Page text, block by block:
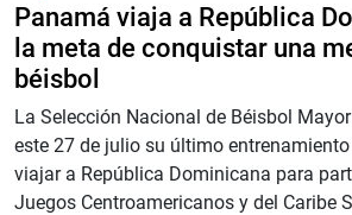
Panamá viaja a República
la meta de conquistar una
béisbol
La Selección Nacional de Béisbol
este 27 de julio su último
viajar a República Dominicana para
Juegos Centroamericanos y del Caribe